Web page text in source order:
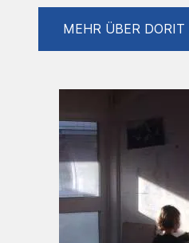
MEHR ÜBER